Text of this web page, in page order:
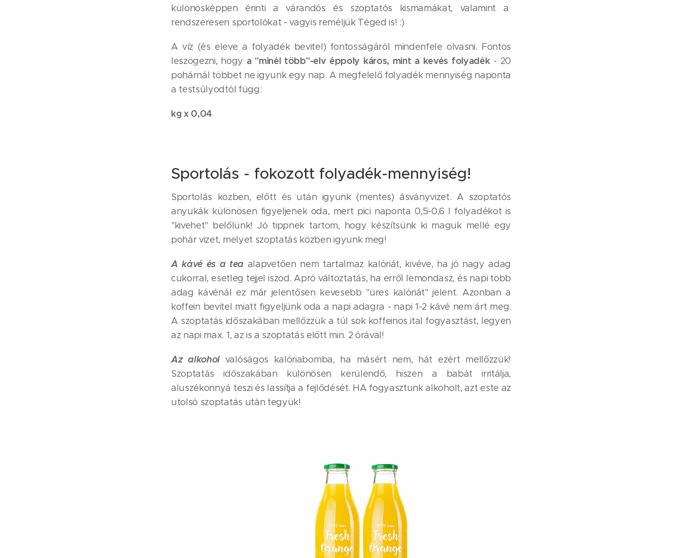
különösképpen érinti a várandós és szoptatós kismamákat, valamint a
rendszeresen sportolókat - vagyis reméljük Téged is! :)
A víz (és eleve a folyadék bevitel) fontosságáról mindenfele olvasni. Fontos
leszögezni, hogy a "minél több"-elv éppoly káros, mint a kevés folyadék- 20
pohárnál többet ne igyunk egy nap. A megfelelő folyadék mennyiség naponta
a testsúlyodtól függ:
kg x 0,04
Sportolás - fokozott folyadék-mennyiség!
Sportolás közben, előtt és után igyunk (mentes) ásványvizet. A szoptatós
anyukák különösen figyeljenek oda, mert pici naponta 0,5-0,6 l folyadékot is
"kivehet" belőlünk! Jó tippnek tartom, hogy készítsünk ki maguk mellé egy
pohár vizet, melyet szoptatás közben igyunk meg!
A kávé és a tea alapvetően nem tartalmaz kalóriát, kivéve, ha jó nagy adag
cukorral, esetleg tejjel iszod. Apró változtatás, ha erről lemondasz, és napi több
adag kávénál ez már jelentősen kevesebb "üres kalóriát" jelent. Azonban a
koffein bevitel miatt figyeljünk oda a napi adagra - napi 1-2 kávé nem árt meg.
A szoptatás időszakában mellőzzük a túl sok koffeinos ital fogyasztást, legyen
az napi max. 1, az is a szoptatás előtt min. 2 órával!
Az alkoholvalóságos kalóriabomba, ha másért nem, hát ezért mellőzzük!
Szoptatás időszakában különösen kerülendő, hiszen a babát irritálja,
aluszékonnyá teszi és lassítja a fejlődését. HA fogyasztunk alkoholt, azt este az
utolsó szoptatás után tegyük!